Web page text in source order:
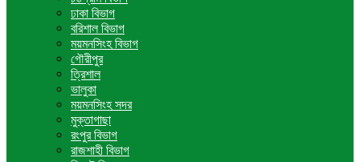
ঢাকা বিভাগ
বরিশাল বিভাগ
ময়মনসিংহ বিভাগ
গৌরীপুর
ত্রিশাল
ভালুকা
ময়মনসিংহ সদর
মুক্তাগাছা
রংপুর বিভাগ
রাজশাহী বিভাগ